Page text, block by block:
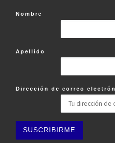
Nombre
Apellido
Dirección de correo